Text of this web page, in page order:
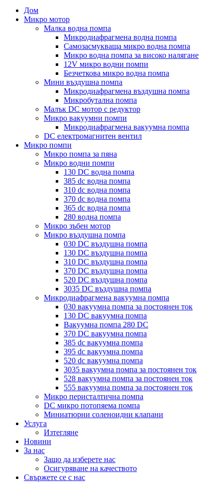
Дом
Микро мотор
Малка водна помпа
Микродиафрагмена водна помпа
Самозасмукваща микро водна помпа
Микро водна помпа за високо налягане
12V микро водни помпи
Безчеткова микро водна помпа
Мини въздушна помпа
Микродиафрагмена въздушна помпа
Микробутална помпа
Малък DC мотор с редуктор
Микро вакуумни помпи
Микродиафрагмена вакуумна помпа
DC електромагнитен вентил
Микро помпи
Микро помпа за пяна
Микро водни помпи
130 DC водна помпа
385 dc водна помпа
310 dc водна помпа
370 dc водна помпа
365 dc водна помпа
280 водна помпа
Микро зъбен мотор
Микро въздушна помпа
030 DC въздушна помпа
130 DC въздушна помпа
310 DC въздушна помпа
370 DC въздушна помпа
520 DC въздушна помпа
3035 DC въздушна помпа
Микродиафрагмена вакуумна помпа
030 вакуумна помпа за постоянен ток
130 DC вакуумна помпа
Вакуумна помпа 280 DC
370 DC вакуумна помпа
385 dc вакуумна помпа
395 dc вакуумна помпа
520 dc вакуумна помпа
3035 вакуумна помпа за постоянен ток
528 вакуумна помпа за постоянен ток
555 вакуумна помпа за постоянен ток
Микро перисталтична помпа
DC микро потопяема помпа
Миниатюрни соленоидни клапани
Услуга
Изтегляне
Новини
За нас
Защо да изберете нас
Осигуряване на качеството
Свържете се с нас